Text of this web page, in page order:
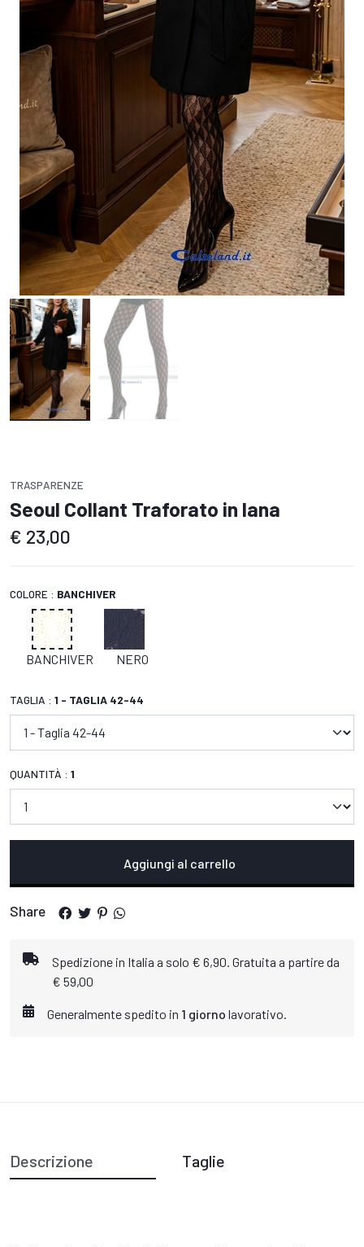
TRASPARENZE
Seoul Collant Traforato in lana
€ 23,00
COLORE : BANCHIVER
BANCHIVER NERO
TAGLIA : 1 - TAGLIA 42-44
QUANTITÀ : 1
Aggiungi al carrello
Share
Spedizione in Italia a solo € 6,90. Gratuita a partire da
€ 59,00
Generalmente spedito in 1 giorno lavorativo.
Descrizione Taglie